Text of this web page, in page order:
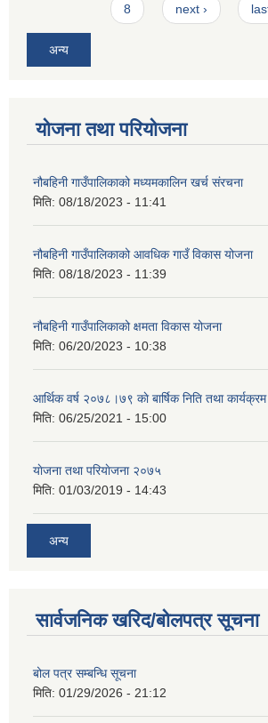
8 next ›
अन्य
योजना तथा परियोजना
नौबहिनी गाउँपालिकाको मध्यमकालिन खर्च संरचना
मिति: 08/18/2023 - 11:41
नौबहिनी गाउँपालिकाको आवधिक गाउँ विकास योजना
मिति: 08/18/2023 - 11:39
नौबहिनी गाउँपालिकाको क्षमता विकास योजना
मिति: 06/20/2023 - 10:38
आर्थिक वर्ष २०७८।७९ काे बार्षिक निति तथा कार्यक्रम
मिति: 06/25/2021 - 15:00
याेजना तथा परियाेजना २०७५
मिति: 01/03/2019 - 14:43
अन्य
सार्वजनिक खरिद/बोलपत्र सूचना
बोल पत्र सम्बन्धि सूचना
मिति: 01/29/2026 - 21:12